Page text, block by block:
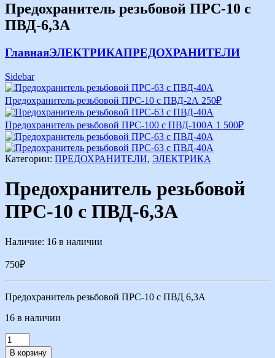
Предохранитель резьбовой ПРС-10 с
ПВД-6,3А
ГлавнаяЭЛЕКТРИКАПРЕДОХРАНИТЕЛИ
Sidebar
Предохранитель резьбовой ПРС-10 с ПВД-2А 250₽
Предохранитель резьбовой ПРС-100 с ПВД-100А 1 500₽
Категории: ПРЕДОХРАНИТЕЛИ, ЭЛЕКТРИКА
Предохранитель резьбовой
ПРС-10 с ПВД-6,3А
Наличие: 16 в наличии
750₽
Предохранитель резьбовой ПРС-10 с ПВД 6,3А
16 в наличии
В корзину